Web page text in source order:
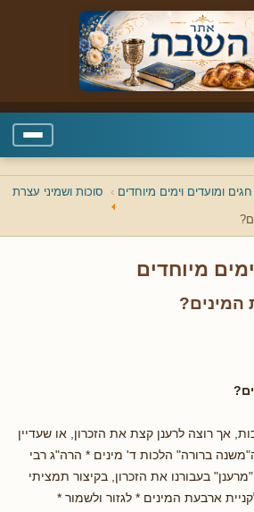
חגים ומועדים וימים מיוחדים סוכות ושמיני עצרת
מיוחדים
המינים?
אך רוצה לרענן קצת את הזכרון, או שעדיין
ברורה" הלכות ד' מינים * הרה"ג רבי
בעבורנו את הזכרון, בקיצור תמציתי
ארבעת המינים * לגזור ולשמור *